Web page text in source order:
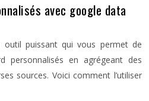
avec google data
puissant qui vous permet de
personnalisés en agrégeant des
sources. Voici comment l’utiliser